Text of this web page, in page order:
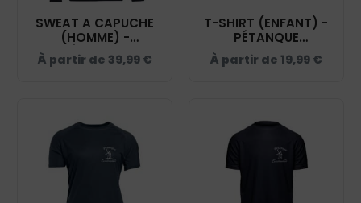
SWEAT A CAPUCHE
(HOMME) -
PÉTANQUE
CASTELNAUDAISE -
À partir de 39,99 €
T-SHIRT (ENFANT) -
PÉTANQUE
CASTELNAUDAISE -
NAVY - BC03TK
À partir de 19,99 €